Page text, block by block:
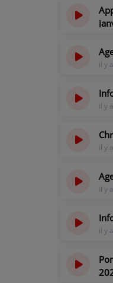
EN QUOI ÇA CONSISTE ?
VENEZ DANS LE PUBLIC !
CRÉATIONS
VIDÉOS | L’ŒIL DE L'OIE
il y
il y
il y
il y
il y